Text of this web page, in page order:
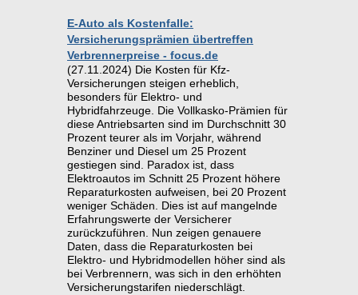
E-Auto als Kostenfalle:
Versicherungsprämien übertreffen
Verbrennerpreise - focus.de
(27.11.2024) Die Kosten für Kfz-
Versicherungen steigen erheblich,
besonders für Elektro- und
Hybridfahrzeuge. Die Vollkasko-Prämien für
diese Antriebsarten sind im Durchschnitt 30
Prozent teurer als im Vorjahr, während
Benziner und Diesel um 25 Prozent
gestiegen sind. Paradox ist, dass
Elektroautos im Schnitt 25 Prozent höhere
Reparaturkosten aufweisen, bei 20 Prozent
weniger Schäden. Dies ist auf mangelnde
Erfahrungswerte der Versicherer
zurückzuführen. Nun zeigen genauere
Daten, dass die Reparaturkosten bei
Elektro- und Hybridmodellen höher sind als
bei Verbrennern, was sich in den erhöhten
Versicherungstarifen niederschlägt.